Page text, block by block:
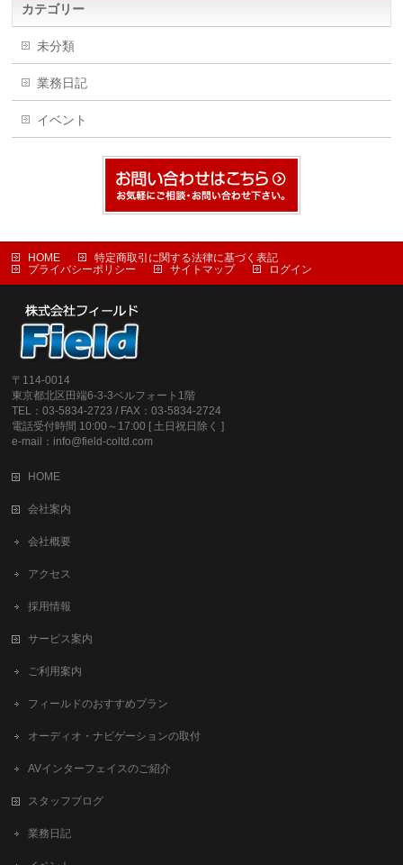
カテゴリー
未分類
業務日記
イベント
HOME
特定商取引に関する法律に基づく表記
プライバシーポリシー
サイトマップ ログイン
〒114-0014
東京都北区田端6-3-3ベルフォート1階
TEL：03-5834-2723 / FAX：03-5834-2724
電話受付時間 10:00～17:00 [ 土日祝日除く ]
e-mail：info@field-coltd.com
HOME
会社案内
会社概要
アクセス
採用情報
サービス案内
ご利用案内
フィールドのおすすめプラン
オーディオ・ナビゲーションの取付
AVインターフェイスのご紹介
スタッフブログ
業務日記